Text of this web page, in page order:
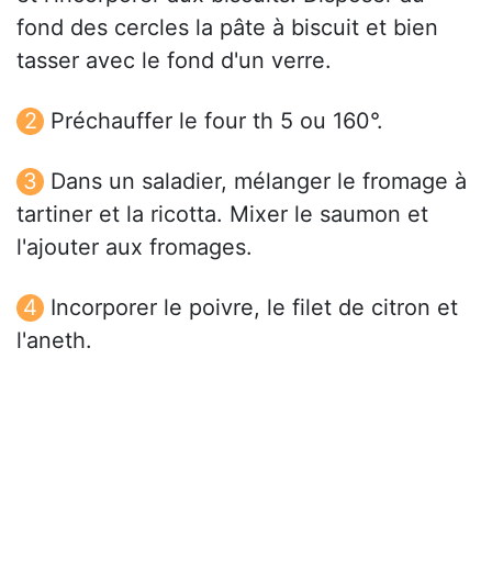
fond des cercles la pâte à biscuit et bien
tasser avec le fond d'un verre.
Préchauffer le four th 5 ou 160°.
Dans un saladier, mélanger le fromage à
tartiner et la ricotta. Mixer le saumon et
l'ajouter aux fromages.
Incorporer le poivre, le filet de citron et
l'aneth.